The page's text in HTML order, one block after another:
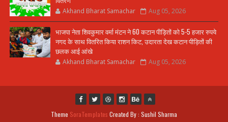
Akhand Bharat Samachar Aug 05, 2026
भाजपा नेता शिवकुमार वर्मा मंटन ने 60 कटान पीड़ितों को 5-5 हजार रुपये
नगद के साथ वितरित किया राशन किट, उदारता देख कटान पीड़ितों की
छलक आई आंखे
Akhand Bharat Samachar Aug 05, 2026
Theme SoraTemplates Created By : Sushil Sharma